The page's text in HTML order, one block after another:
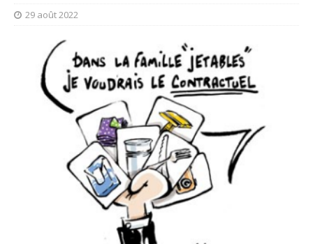
29 août 2022